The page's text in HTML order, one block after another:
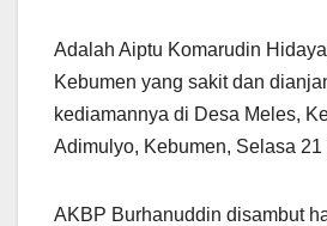
Adalah Aiptu Komarudin
Kebumen yang sakit dan
kediamannya di Desa Meles,
Adimulyo, Kebumen, Selasa
AKBP Burhanuddin disambut